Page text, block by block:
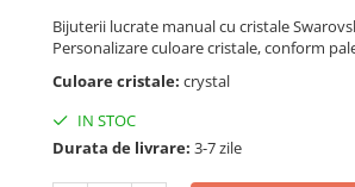
Bijuterii lucrate manual cu cristale
Personalizare culoare cristale, conform
Culoare cristale: crystal
IN STOC
Durata de livrare: 3-7 zile